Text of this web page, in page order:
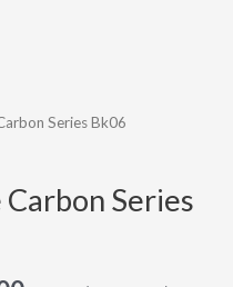
Series Bk06
Series